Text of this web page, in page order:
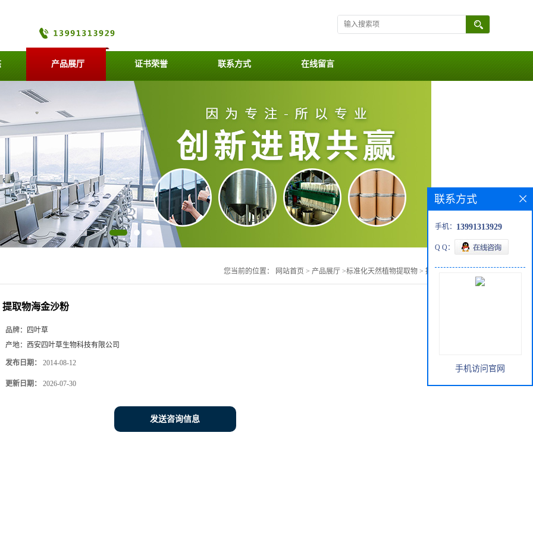
产品展厅 证书荣誉 联系方式 在线留言
您当前的位置： 网站首页 > 产品展厅 >标准化天然植物提取物 > 提取物海金沙粉
提取物海金沙粉
品牌：
四叶草
产地： 西安四叶草生物科技有限公司
发布日期： 2014-08-12
更新日期： 2026-07-30
发送咨询信息
联系方式
手机： 13991313929
Q Q：
手机访问官网